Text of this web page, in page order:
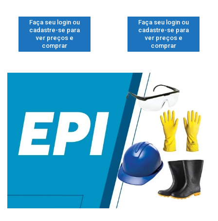
Faça seu login ou
cadastre-se para
ver preços e
comprar
Faça seu login ou
cadastre-se para
ver preços e
comprar